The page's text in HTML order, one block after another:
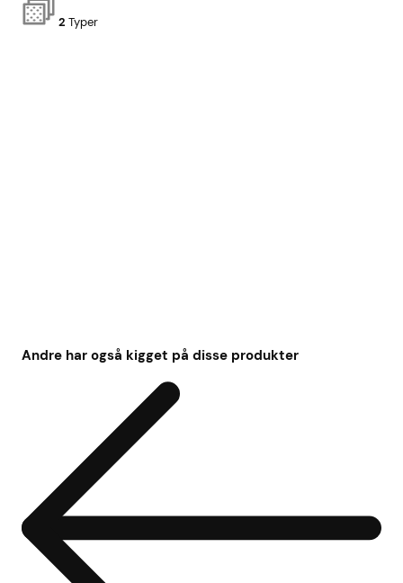
2 Typer
Andre har også kigget på disse produkter